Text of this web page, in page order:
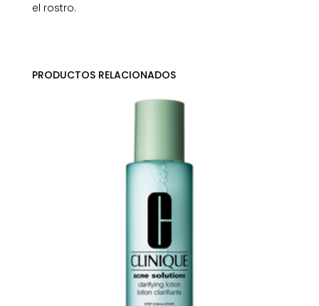
el rostro.
PRODUCTOS RELACIONADOS